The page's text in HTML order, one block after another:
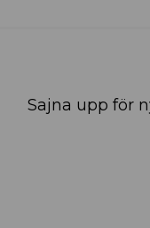
Sajna upp för